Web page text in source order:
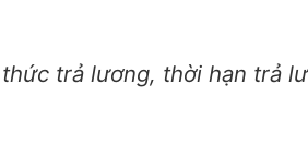
trả lương, thời hạn trả